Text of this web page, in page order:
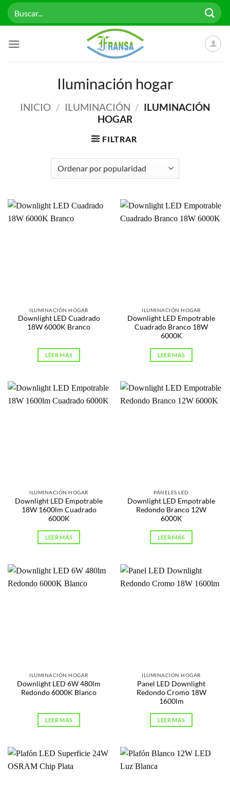
Saltar
Buscar
por:
Iluminación hogar
INICIO / ILUMINACIÓN / ILUMINACIÓN
HOGAR
FILTRAR
ILUMINACIÓN HOGAR
Downlight LED Cuadrado
18W 6000K Branco
LEER MÁS
ILUMINACIÓN HOGAR
Downlight LED Empotrable
Cuadrado Branco 18W
6000K
LEER MÁS
ILUMINACIÓN HOGAR
Downlight LED Empotrable
18W 1600lm Cuadrado
6000K
LEER MÁS
PANELES LED
Downlight LED Empotrable
Redondo Branco 12W
6000K
LEER MÁS
ILUMINACIÓN HOGAR
Downlight LED 6W 480lm
Redondo 6000K Blanco
LEER MÁS
ILUMINACIÓN HOGAR
Panel LED Downlight
Redondo Cromo 18W
1600lm
LEER MÁS